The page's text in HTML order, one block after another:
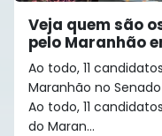
Veja quem são
pelo Maranhão
Ao todo, 11
Maranhão no
Ao todo, 11
do Maran...